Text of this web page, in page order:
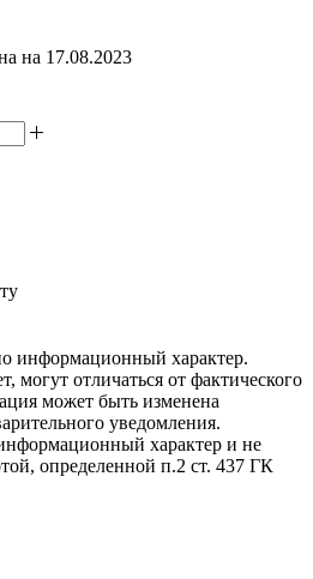
на 17.08.2023
информационный характер.
могут отличаться от фактического
может быть изменена
уведомления.
характер и не
определенной п.2 ст. 437 ГК